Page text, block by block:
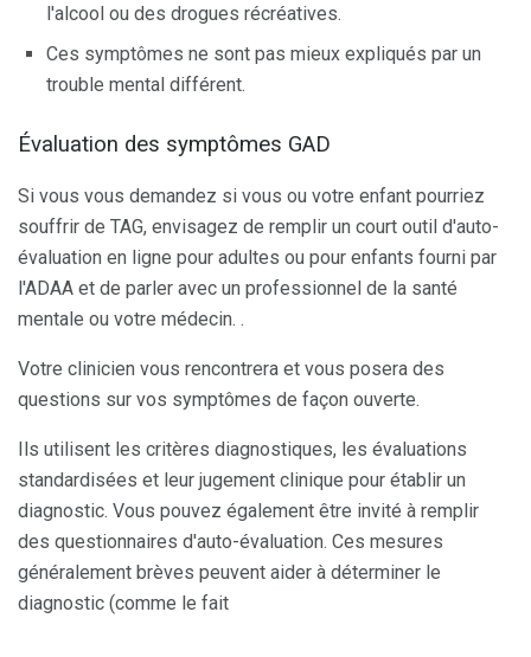
l'alcool ou des drogues récréatives.
Ces symptômes ne sont pas mieux expliqués par un
trouble mental différent.
Évaluation des symptômes GAD
Si vous vous demandez si vous ou votre enfant pourriez
souffrir de TAG, envisagez de remplir un court outil d'auto-
évaluation en ligne pour adultes ou pour enfants fourni par
l'ADAA et de parler avec un professionnel de la santé
mentale ou votre médecin. .
Votre clinicien vous rencontrera et vous posera des
questions sur vos symptômes de façon ouverte.
Ils utilisent les critères diagnostiques, les évaluations
standardisées et leur jugement clinique pour établir un
diagnostic. Vous pouvez également être invité à remplir
des questionnaires d'auto-évaluation. Ces mesures
généralement brèves peuvent aider à déterminer le
diagnostic (comme le fait